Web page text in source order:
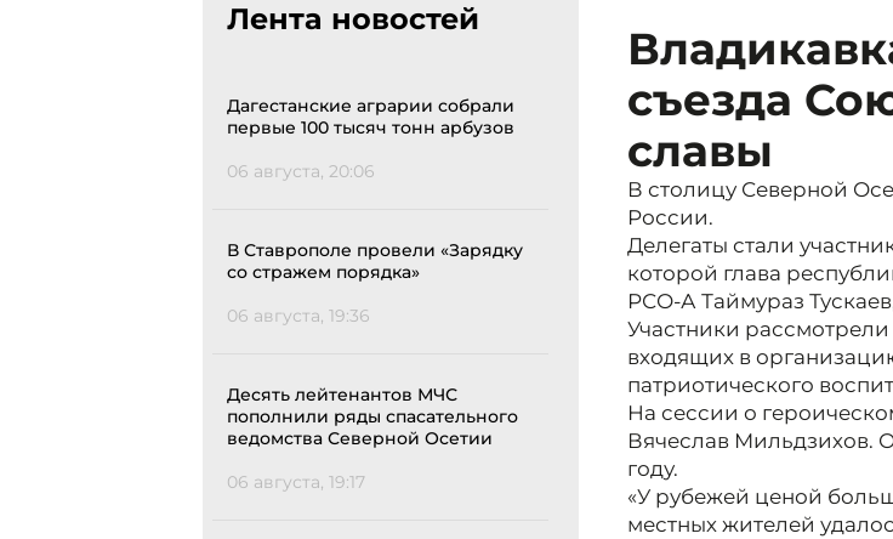
Лента новостей
Дагестанские аграрии собрали
первые 100 тысяч тонн арбузов
06 августа, 20:06
В Ставрополе провели «Зарядку
со стражем порядка»
06 августа, 19:36
Десять лейтенантов МЧС
пополнили ряды спасательного
ведомства Северной Осетии
06 августа, 19:17
съезда
славы
В столицу Северной
России.
Делегаты стали
которой глава
РСО-А Таймураз
Участники
входящих в
патриотического
На сессии о
Вячеслав Мильдзихов.
году.
«У рубежей ценой
местных жителей